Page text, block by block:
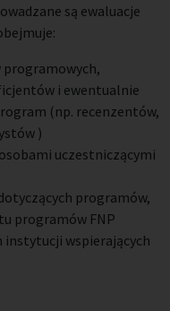
są ewaluacje
i ewentualnie
(np. recenzentów,
)
uczestniczącymi
programów,
programów FNP
wspierających